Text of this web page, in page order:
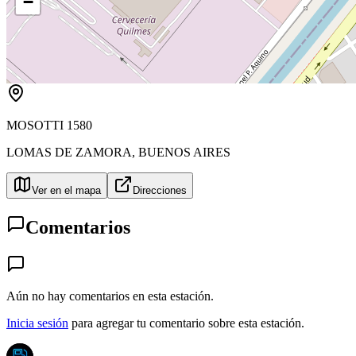
MOSOTTI 1580
LOMAS DE ZAMORA, BUENOS AIRES
Ver en el mapa Direcciones
Comentarios
Aún no hay comentarios en esta estación.
Inicia sesión para agregar tu comentario sobre esta estación.